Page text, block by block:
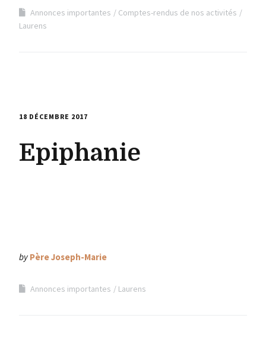
Annonces importantes
Comptes-rendus de nos activités
Laurens
18 DÉCEMBRE 2017
Epiphanie
by Père Joseph-Marie
Annonces importantes Laurens